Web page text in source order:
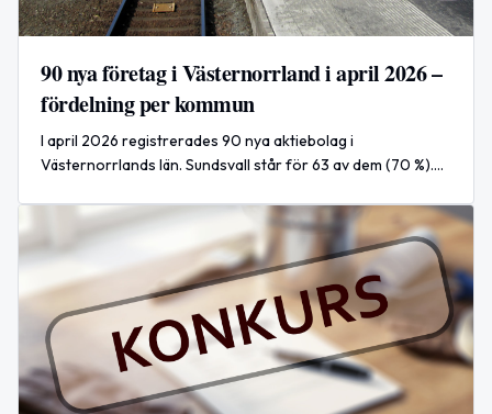
90 nya företag i Västernorrland i april 2026 –
fördelning per kommun
I april 2026 registrerades 90 nya aktiebolag i
Västernorrlands län. Sundsvall står för 63 av dem (70 %).